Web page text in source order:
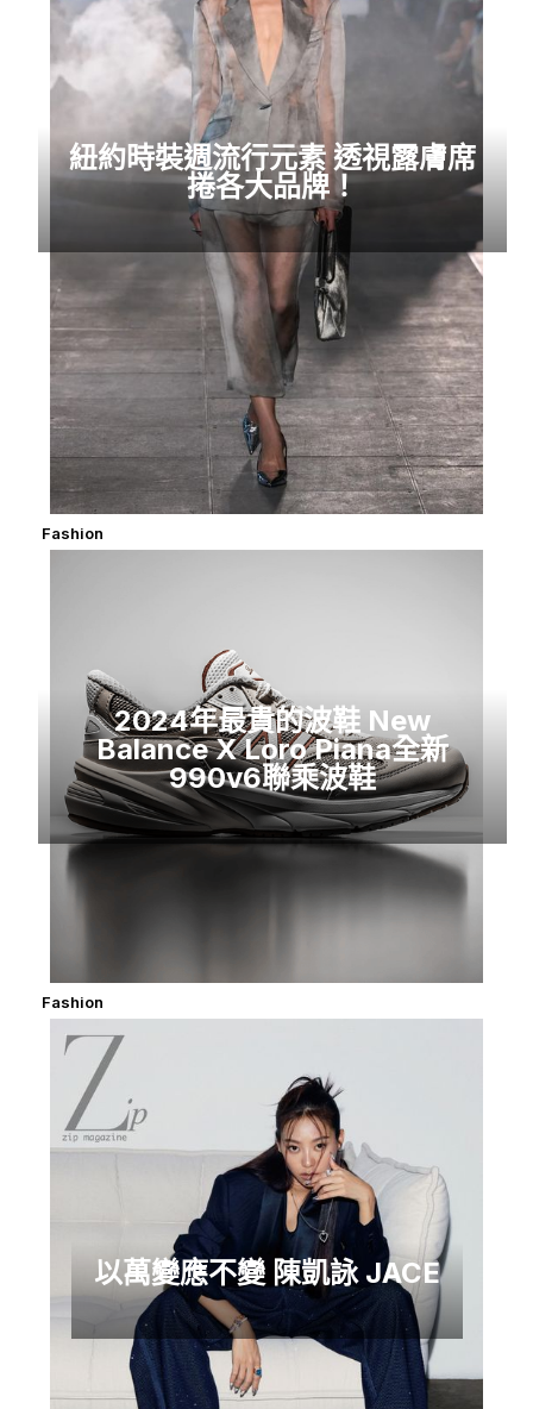
紐約時裝週流行元素 透視露膚席
捲各大品牌！
Fashion
2024年最貴的波鞋 New
Balance X Loro Piana全新
990v6聯乘波鞋
Fashion
以萬變應不變 陳凱詠 JACE